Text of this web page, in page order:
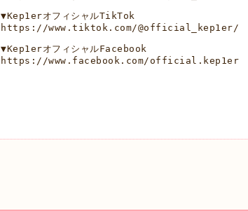
▼Kep1erオフィシャルTikTok
https://www.tiktok.com/@official_kep1er/
▼Kep1erオフィシャルFacebook
https://www.facebook.com/official.kep1er